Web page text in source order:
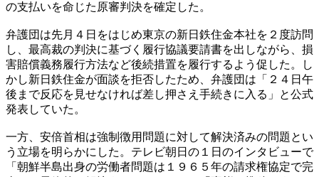
の支払いを命じた原審判決を確定した。
弁護団は先月４日をはじめ東京の新日鉄住金本社を２度訪問
し、最高裁の判決に基づく履行協議要請書を出しながら、損
害賠償義務履行方法など後続措置を履行するよう促した。し
かし新日鉄住金が面談を拒否したため、弁護団は「２４日午
後まで反応を見せなければ差し押さえ手続きに入る」と公式
発表していた。
一方、安倍首相は強制徴用問題に対して解決済みの問題とい
う立場を明らかにした。テレビ朝日の１日のインタビューで
「朝鮮半島出身の労働者問題は１９６５年の請求権協定で完